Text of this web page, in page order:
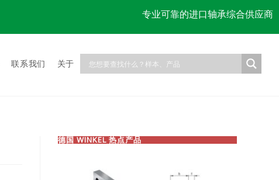
专业可靠的进口轴承综合供应商
联系我们 关于
德国 WINKEL 热点产品